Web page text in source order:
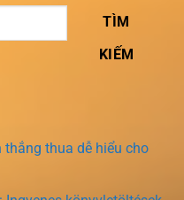
TÌM
KIẾM
thắng thua dễ hiểu cho